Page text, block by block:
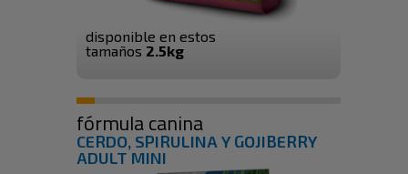
disponible en estos
tamaños 2.5kg
fórmula canina
CERDO, SPIRULINA Y GOJIBERRY
ADULT MINI